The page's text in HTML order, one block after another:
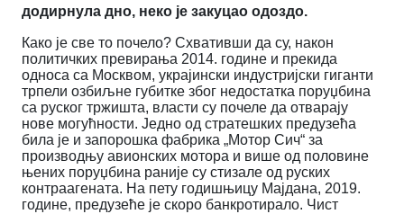
додирнула дно, неко је закуцао одоздо.
Како је све то почело? Схвативши да су, након
политичких превирања 2014. године и прекида
односа са Москвом, украјински индустријски гиганти
трпели озбиљне губитке због недостатка поруџбина
са руског тржишта, власти су почеле да отварају
нове могућности. Једно од стратешких предузећа
била је и запорошка фабрика „Мотор Сич“ за
производњу авионских мотора и више од половине
њених поруџбина раније су стизале од руских
контраагената. На пету годишњицу Мајдана, 2019.
године, предузеће је скоро банкротирало. Чист